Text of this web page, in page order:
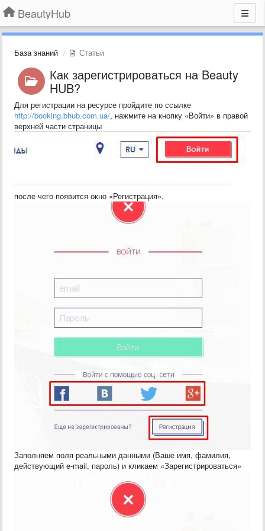
BeautyHub
База знаний Статьи
Как зарегистрироваться на Beauty
HUB?
Для регистрации на ресурсе пройдите по ссылке
http://booking.bhub.com.ua/, нажмите на кнопку «Войти» в правой
верхней части страницы
после чего появится окно «Регистрация».
Заполняем поля реальными данными (Ваше имя, фамилия,
действующий e-mail, пароль) и кликаем «Зарегистрироваться»